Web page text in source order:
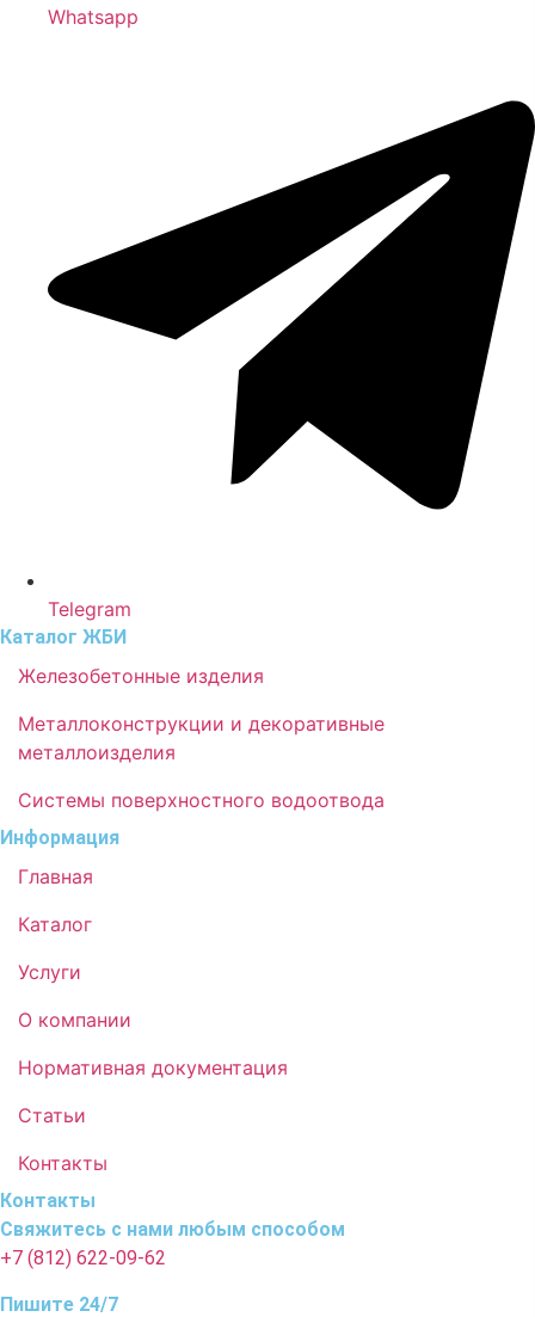
Whatsapp
Telegram
Каталог ЖБИ
Железобетонные изделия
Металлоконструкции и декоративные
металлоизделия
Системы поверхностного водоотвода
Информация
Главная
Каталог
Услуги
О компании
Нормативная документация
Статьи
Контакты
Контакты
Свяжитесь с нами любым способом
+7 (812) 622-09-62
Пишите 24/7